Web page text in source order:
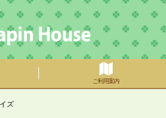
ご利用案内
ズ